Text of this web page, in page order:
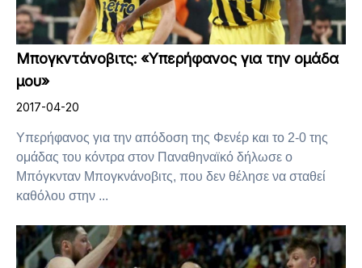
Μπογκντάνοβιτς: «Υπερήφανος για την ομάδα
μου»
2017-04-20
Υπερήφανος για την απόδοση της Φενέρ και το 2-0 της
ομάδας του κόντρα στον Παναθηναϊκό δήλωσε ο
Μπόγκνταν Μπογκνάνοβιτς, που δεν θέλησε να σταθεί
καθόλου στην ...